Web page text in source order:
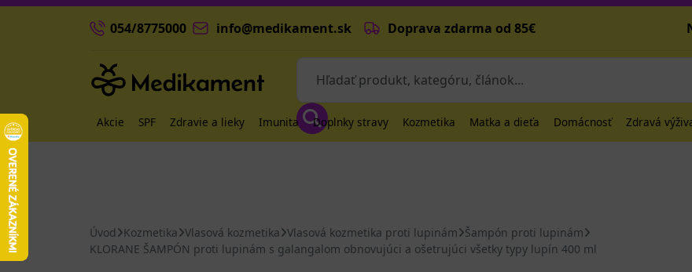
054/8775000 info@medikament.sk Doprava zdarma od 85€
Akcie SPF Zdravie a lieky Imunita Doplnky stravy Kozmetika Matka a dieťa Domácnosť Zdravá
Úvod Kozmetika Vlasová kozmetika Vlasová kozmetika proti lupinám Šampón proti lupinám
KLORANE ŠAMPÓN proti lupinám s galangalom obnovujúci a ošetrujúci všetky typy lupín 400 ml